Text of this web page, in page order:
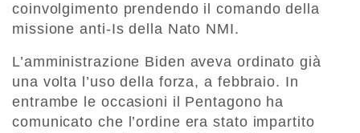
coinvolgimento prendendo il comando della
missione anti-Is della Nato NMI.
L’amministrazione Biden aveva ordinato già
una volta l’uso della forza, a febbraio. In
entrambe le occasioni il Pentagono ha
comunicato che l’ordine era stato impartito